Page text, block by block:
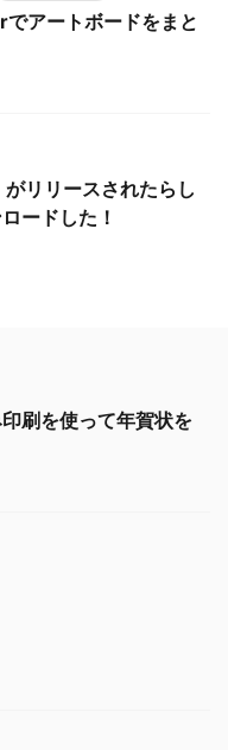
アートボードをまと
リリースされたらし
ードした！
刷を使って年賀状を